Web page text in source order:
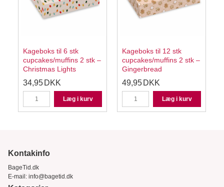
Kageboks til 6 stk
cupcakes/muffins 2 stk –
Christmas Lights
34,95 DKK
Læg i kurv
Kageboks til 12 stk
cupcakes/muffins 2 stk –
Gingerbread
49,95 DKK
Læg i kurv
Kontakinfo
BageTid.dk
E-mail: info@bagetid.dk